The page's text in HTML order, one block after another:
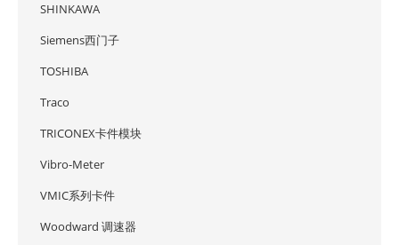
SHINKAWA
Siemens西门子
TOSHIBA
Traco
TRICONEX卡件模块
Vibro-Meter
VMIC系列卡件
Woodward 调速器